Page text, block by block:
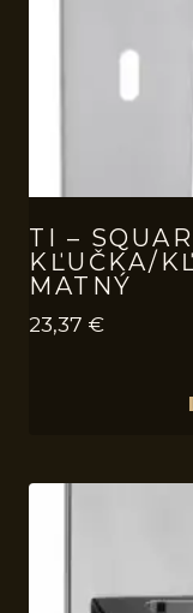
TI –
KĽUČKA/
MATNÝ
23,37 €